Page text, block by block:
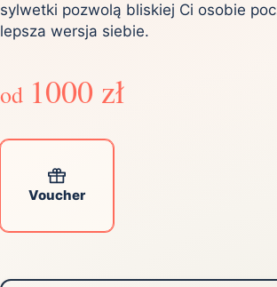
sylwetki pozwolą bliskiej Ci osobie
lepsza wersja siebie.
od 1000 zł
Voucher